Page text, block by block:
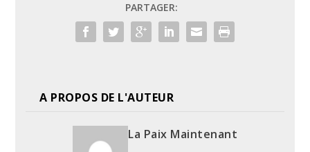
PARTAGER:
A PROPOS DE L'AUTEUR
La Paix Maintenant